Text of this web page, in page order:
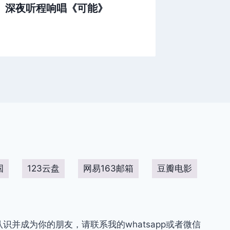
深夜听程响唱《可能》
123云盘 网易163邮箱 豆瓣电影
并成为你的朋友，请联系我的whatsapp或者微信